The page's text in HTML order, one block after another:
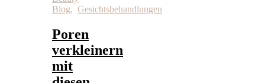
Blog, Gesichtsbehandlungen
Poren
verkleinern
mit